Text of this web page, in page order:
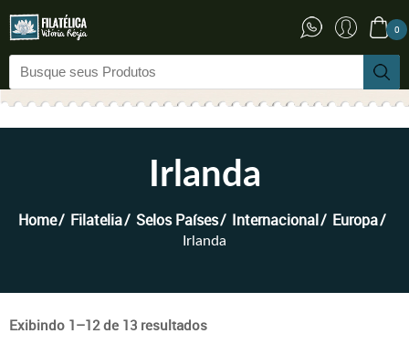
0
Irlanda
Home Filatelia Selos Países Internacional Europa
Irlanda
Exibindo 1–12 de 13 resultados